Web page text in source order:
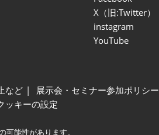
X（旧:Twitter）
instagram
YouTube
など 展示会・セミナー参加ポリシー
ッキーの設定
能性があります。